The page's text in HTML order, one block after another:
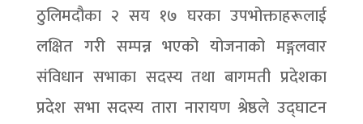
ठुलिमदौका २ सय १७ घरका उपभोक्ताहरूलाई
लक्षित गरी सम्पन्न भएको योजनाको मङ्गलवार
संविधान सभाका सदस्य तथा बागमती प्रदेशका
प्रदेश सभा सदस्य तारा नारायण श्रेष्ठले उद्घाटन